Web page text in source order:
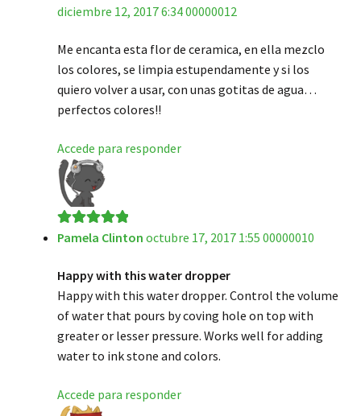
de 5
diciembre 12, 2017 6:34 00000012
Me encanta esta flor de ceramica, en ella mezclo
los colores, se limpia estupendamente y si los
quiero volver a usar, con unas gotitas de agua…
perfectos colores!!
Accede para responder
Valorado en5
Pamela Clinton octubre 17, 2017 1:55 00000010
Happy with this water dropper
Happy with this water dropper. Control the volume
of water that pours by coving hole on top with
greater or lesser pressure. Works well for adding
water to ink stone and colors.
Accede para responder